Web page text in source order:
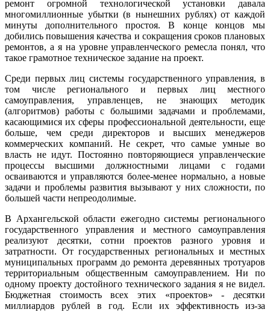
ремонт огромной технологической установки давала
многомиллионные убытки (в нынешних рублях) от каждой
минуты дополнительного простоя. В конце концов мы
добились повышения качества и сокращения сроков плановых
ремонтов, а я на уровне управленческого ремесла понял, что
такое грамотное техническое задание на проект.
Среди первых лиц системы государственного управления, в
том числе регионального и первых лиц местного
самоуправления, управленцев, не знающих методик
(алгоритмов) работы с большими задачами и проблемами,
касающимися их сферы профессиональной деятельности, еще
больше, чем среди директоров и высших менеджеров
коммерческих компаний. Не секрет, что самые умные во
власть не идут. Постоянно повторяющиеся управленческие
процессы высшими должностными лицами с годами
осваиваются и управляются более-менее нормально, а новые
задачи и проблемы развития вызывают у них сложности, по
большей части непреодолимые.
В Архангельской области ежегодно системы регионального
государственного управления и местного самоуправления
реализуют десятки, сотни проектов разного уровня и
затратности. От государственных региональных и местных
муниципальных программ до ремонта деревянных тротуаров
территориальным общественным самоуправлением. Ни по
одному проекту достойного технического задания я не видел.
Бюджетная стоимость всех этих «проектов» - десятки
миллиардов рублей в год. Если их эффективность из-за